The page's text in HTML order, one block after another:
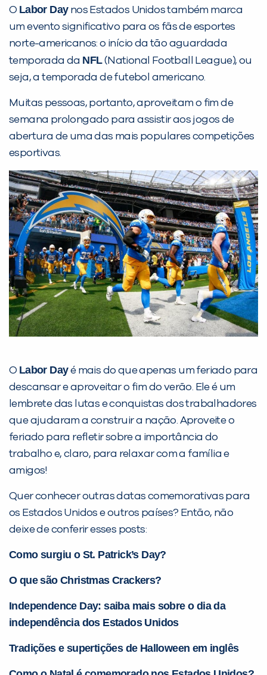
O Labor Daynos Estados Unidos também marca
um evento significativo para os fãs de esportes
norte-americanos: o início da tão aguardada
temporada da NFL(National Football League), ou
seja, a temporada de futebol americano.
Muitas pessoas, portanto, aproveitam o fim de
semana prolongado para assistir aos jogos de
abertura de uma das mais populares competições
esportivas.
O Labor Dayé mais do que apenas um feriado para
descansar e aproveitar o fim do verão. Ele é um
lembrete das lutas e conquistas dos trabalhadores
que ajudaram a construir a nação. Aproveite o
feriado para refletir sobre a importância do
trabalho e, claro, para relaxar com a família e
amigos!
Quer conhecer outras datas comemorativas para
os Estados Unidos e outros países? Então, não
deixe de conferir esses posts:
Como surgiu o St. Patrick’s Day?
O que são Christmas Crackers?
Independence Day: saiba mais sobre o dia da
independência dos Estados Unidos
Tradições e supertições de Halloween em inglês